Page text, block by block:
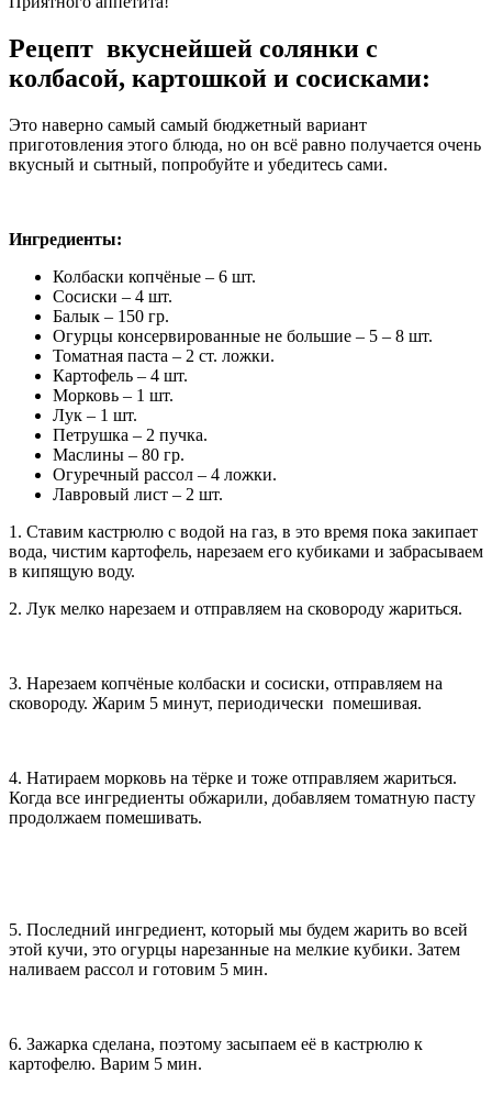
Рецепт вкуснейшей солянки с
колбасой, картошкой и сосисками:
Это наверно самый самый бюджетный вариант
приготовления этого блюда, но он всё равно получается очень
вкусный и сытный, попробуйте и убедитесь сами.
Ингредиенты:
Колбаски копчёные – 6 шт.
Сосиски – 4 шт.
Балык – 150 гр.
Огурцы консервированные не большие – 5 – 8 шт.
Томатная паста – 2 ст. ложки.
Картофель – 4 шт.
Морковь – 1 шт.
Лук – 1 шт.
Петрушка – 2 пучка.
Маслины – 80 гр.
Огуречный рассол – 4 ложки.
Лавровый лист – 2 шт.
1. Ставим кастрюлю с водой на газ, в это время пока закипает
вода, чистим картофель, нарезаем его кубиками и забрасываем
в кипящую воду.
2. Лук мелко нарезаем и отправляем на сковороду жариться.
3. Нарезаем копчёные колбаски и сосиски, отправляем на
сковороду. Жарим 5 минут, периодически помешивая.
4. Натираем морковь на тёрке и тоже отправляем жариться.
Когда все ингредиенты обжарили, добавляем томатную пасту
продолжаем помешивать.
5. Последний ингредиент, который мы будем жарить во всей
этой кучи, это огурцы нарезанные на мелкие кубики. Затем
наливаем рассол и готовим 5 мин.
6. Зажарка сделана, поэтому засыпаем её в кастрюлю к
картофелю. Варим 5 мин.